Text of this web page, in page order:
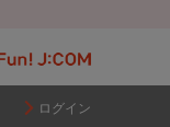
ログイン